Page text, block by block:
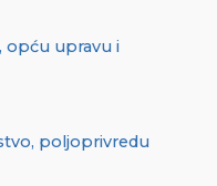
opću upravu i
poljoprivredu